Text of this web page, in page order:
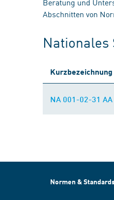
Abschnitten von
Nationales
Kurzbezeichnung
NA 001-02-31 AA
Normen &